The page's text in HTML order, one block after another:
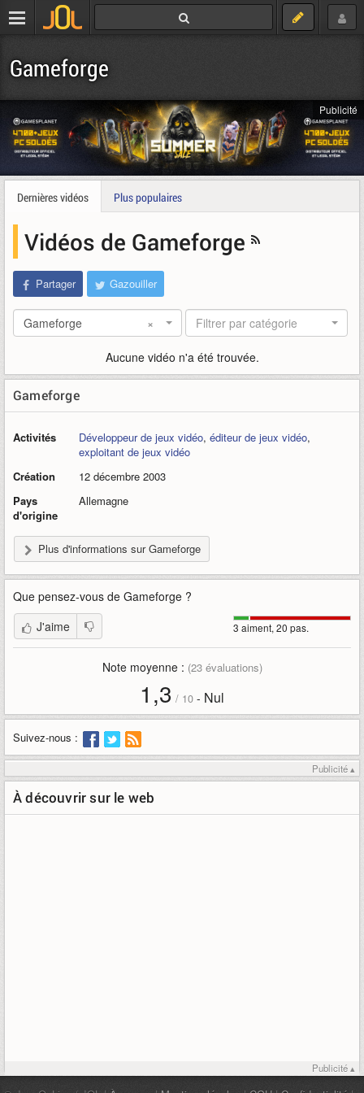
Gameforge
Publicité
Dernières vidéos Plus populaires
Vidéos de Gameforge
Partager Gazouiller
×
Gameforge Filtrer par catégorie
Aucune vidéo n'a été trouvée.
Gameforge
Activités Développeur de jeux vidéo, éditeur de jeux vidéo,
exploitant de jeux vidéo
Création
12 décembre 2003
Pays
d'origine
Allemagne
Plus d'informations sur Gameforge
Que pensez-vous de Gameforge ?
3 aiment, 20 pas.
J'aime
Note moyenne : (23évaluations)
1,3 / 10 - Nul
Suivez-nous :
Publicité ▴
À découvrir sur le web
Publicité ▴